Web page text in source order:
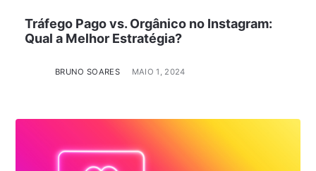
Tráfego Pago vs. Orgânico no Instagram:
Qual a Melhor Estratégia?
BRUNO SOARES MAIO 1, 2024